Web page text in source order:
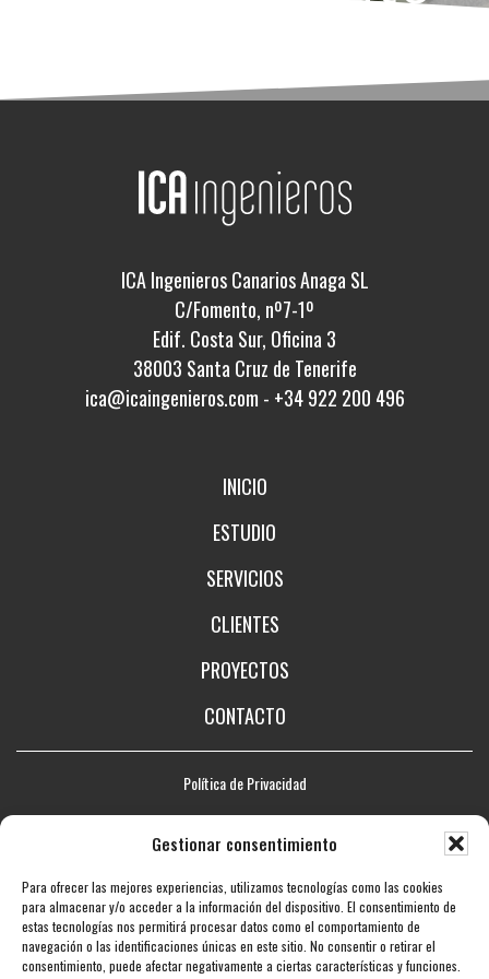
Gestionar consentimiento
Para ofrecer las mejores experiencias, utilizamos tecnologías como las cookies
para almacenar y/o acceder a la información del dispositivo. El consentimiento de
estas tecnologías nos permitirá procesar datos como el comportamiento de
navegación o las identificaciones únicas en este sitio. No consentir o retirar el
consentimiento, puede afectar negativamente a ciertas características y funciones.
ICA Ingenieros Canarios Anaga SL
C/Fomento, nº7-1º
Edif. Costa Sur, Oficina 3
38003 Santa Cruz de Tenerife
ica@icaingenieros.com - +34 922 200 496
INICIO
ESTUDIO
SERVICIOS
CLIENTES
PROYECTOS
CONTACTO
Política de Privacidad
Aviso legal
Mapa web
Accesibilidad